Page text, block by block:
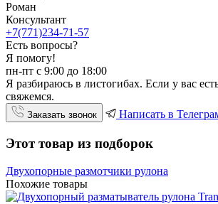
Роман
Консультант
+7(771)234-71-57
Есть вопросы?
Я помогу!
пн-пт с 9:00 до 18:00
Я разбираюсь в листогибах. Если у вас
свяжемся.
Заказать звонок Написать в
Этот товар из подборок
Двухопорные размотчики рулона
Похожие товары